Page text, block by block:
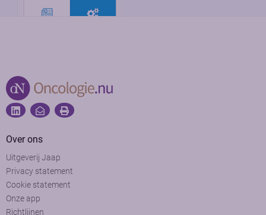
Over ons
Uitgeverij Jaap
Privacy statement
Cookie statement
Onze app
Richtlijnen